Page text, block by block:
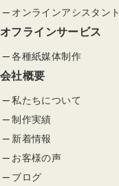
オンラインアシスタント
オフラインサービス
各種紙媒体制作
会社概要
私たちについて
制作実績
新着情報
お客様の声
ブログ